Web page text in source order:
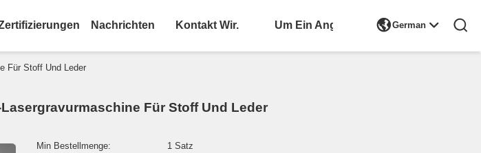
Nachrichten Kontakt Wir. Bitte Um Ein Angebot German 
Für Stoff Und Leder
Für Stoff Und Leder
Min Bestellmenge: 1 Satz